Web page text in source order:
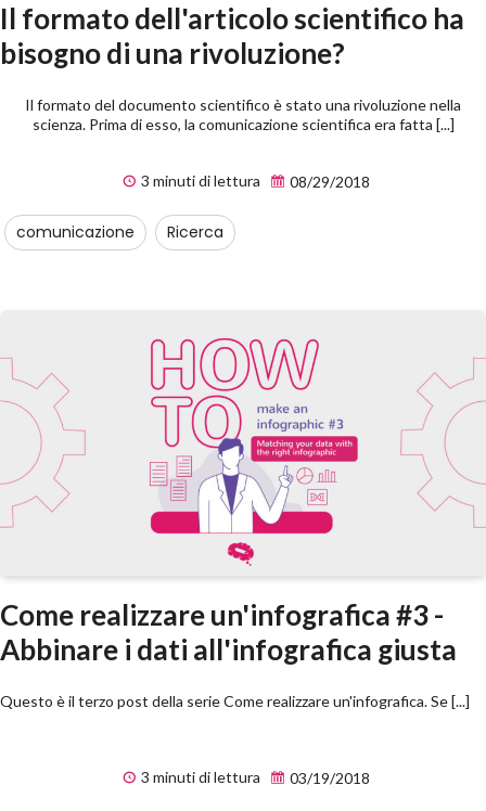
Il formato dell'articolo scientifico ha
bisogno di una rivoluzione?
Il formato del documento scientifico è stato una rivoluzione nella
scienza. Prima di esso, la comunicazione scientifica era fatta [...]
3 minuti di lettura 08/29/2018
comunicazione Ricerca
Come realizzare un'infografica #3 -
Abbinare i dati all'infografica giusta
Questo è il terzo post della serie Come realizzare un'infografica. Se [...]
3 minuti di lettura 03/19/2018